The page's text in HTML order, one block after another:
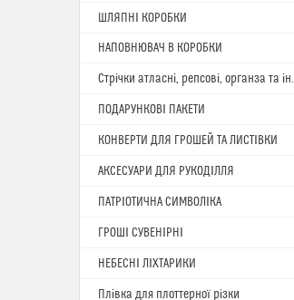
ШЛЯПНІ КОРОБКИ
НАПОВНЮВАЧ В КОРОБКИ
Стрічки атласні, репсові, органза та ін.
ПОДАРУНКОВІ ПАКЕТИ
КОНВЕРТИ ДЛЯ ГРОШЕЙ ТА ЛИСТІВКИ
АКСЕСУАРИ ДЛЯ РУКОДІЛЛЯ
ПАТРІОТИЧНА СИМВОЛІКА
ГРОШІ СУВЕНІРНІ
НЕБЕСНІ ЛІХТАРИКИ
Плівка для плоттерної різки